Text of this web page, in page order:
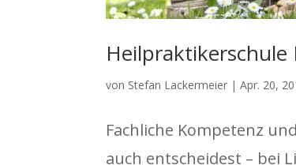
Heilpraktikerschule
von Stefan Lackermeier |Apr. 20,
Fachliche Kompetenz
auch entscheidest – bei